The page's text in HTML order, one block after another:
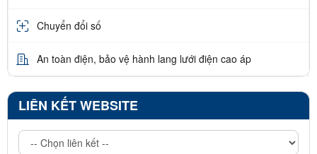
Chuyển đổi số
An toàn điện, bảo vệ hành lang lưới điện cao áp
LIÊN KẾT WEBSITE